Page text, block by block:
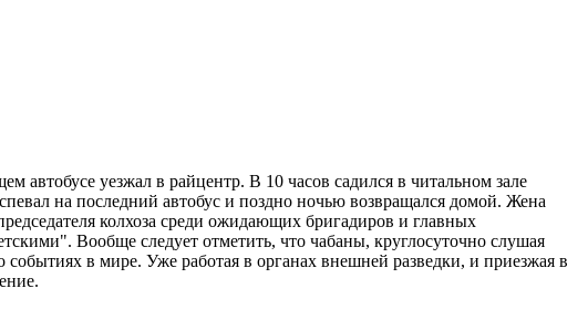
уезжал в райцентр. В 10 часов садился в читальном зале
на последний автобус и поздно ночью возвращался домой. Жена
колхоза среди ожидающих бригадиров и главных
Вообще следует отметить, что чабаны, круглосуточно слушая
в мире. Уже работая в органах внешней разведки, и приезжая в